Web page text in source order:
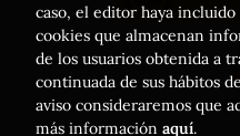
caso, el editor haya
cookies que almacenan
de los usuarios obtenida a
continuada de sus hábitos
aviso consideraremos que
más información aquí.